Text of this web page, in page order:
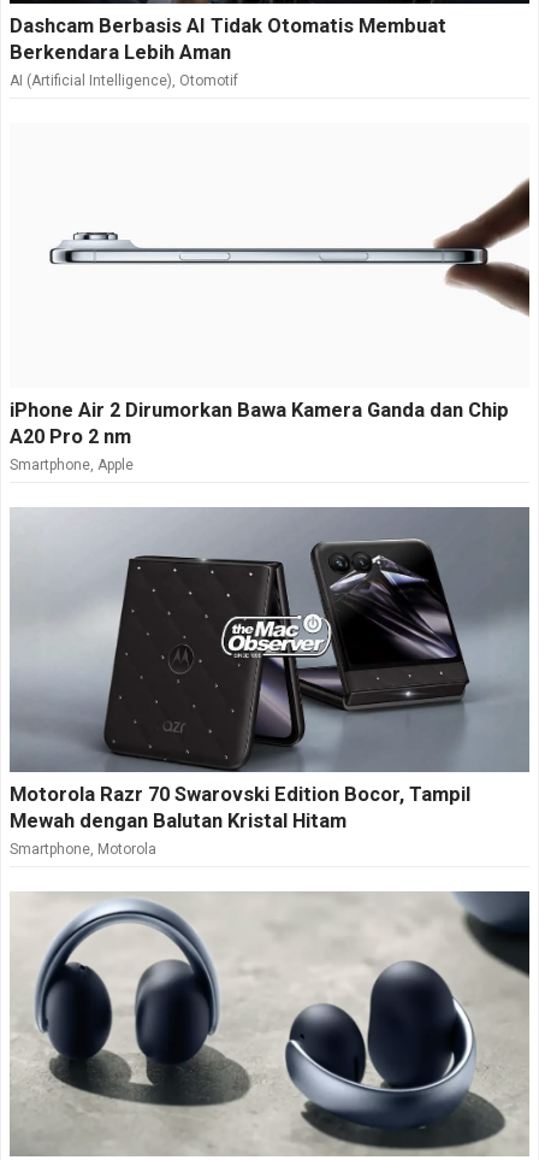
Dashcam Berbasis AI Tidak Otomatis Membuat
Berkendara Lebih Aman
AI (Artificial Intelligence), Otomotif
iPhone Air 2 Dirumorkan Bawa Kamera Ganda dan Chip
A20 Pro 2 nm
Smartphone, Apple
Motorola Razr 70 Swarovski Edition Bocor, Tampil
Mewah dengan Balutan Kristal Hitam
Smartphone, Motorola